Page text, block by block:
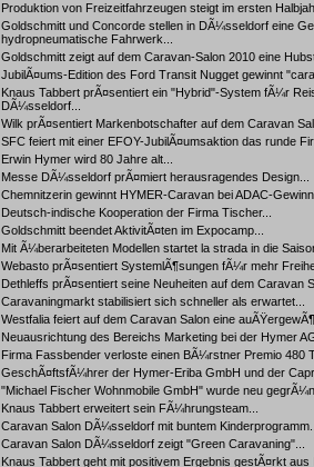
Produktion von Freizeitfahrzeugen steigt im ersten
Goldschmitt und Concorde stellen in DÃ¼sseldorf eine
hydropneumatische Fahrwerk...
Goldschmitt zeigt auf dem Caravan-Salon 2010 eine
JubilÃ¤ums-Edition des Ford Transit Nugget gewinnt
Knaus Tabbert prÃ¤sentiert ein "Hybrid"-System fÃ¼r
DÃ¼sseldorf...
Wilk prÃ¤sentiert Markenbotschafter auf dem Caravan
SFC feiert mit einer EFOY-JubilÃ¤umsaktion das runde
Erwin Hymer wird 80 Jahre alt...
Messe DÃ¼sseldorf prÃ¤miert herausragendes Design...
Chemnitzerin gewinnt HYMER-Caravan bei ADAC-
Deutsch-indische Kooperation der Firma Tischer...
Goldschmitt beendet AktivitÃ¤ten im Expocamp...
Mit Ã¼berarbeiteten Modellen startet la strada in die Saison
Webasto prÃ¤sentiert SystemlÃ¶sungen fÃ¼r mehr
Dethleffs prÃ¤sentiert seine Neuheiten auf dem Caravan
Caravaningmarkt stabilisiert sich schneller als erwartet...
Westfalia feiert auf dem Caravan Salon eine
Neuausrichtung des Bereichs Marketing bei der Hymer
Firma Fassbender verloste einen BÃ¼rstner Premio 480
GeschÃ¤ftsfÃ¼hrer der Hymer-Eriba GmbH und der
"Michael Fischer Wohnmobile GmbH" wurde neu
Knaus Tabbert erweitert sein FÃ¼hrungsteam...
Caravan Salon DÃ¼sseldorf mit buntem Kinderprogramm...
Caravan Salon DÃ¼sseldorf zeigt "Green Caravaning"...
Knaus Tabbert geht mit positivem Ergebnis gestÃ¤rkt aus